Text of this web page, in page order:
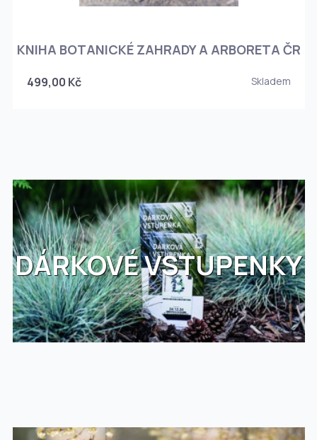
KNIHA BOTANICKÉ ZAHRADY A ARBORETA ČR
499,00 Kč Skladem
DÁRKOVÉ VSTUPENKY